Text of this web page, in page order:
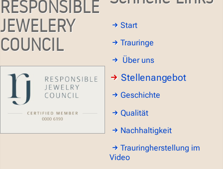
RESPONSIBLE
JEWELERY
COUNCIL
Start
Trauringe
Über uns
Stellenangebot
Geschichte
Qualität
Nachhaltigkeit
Trauringherstellung im
Video